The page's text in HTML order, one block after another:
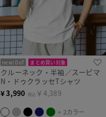
new! DoT まとめ買い対象
クルーネック・半袖／スーピマ
N・ドゥクラッセTシャツ
¥3,990 税込 ￥4,389
+ 2カラー